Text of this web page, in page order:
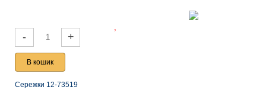
- +
В кошик
Сережки 12-73519